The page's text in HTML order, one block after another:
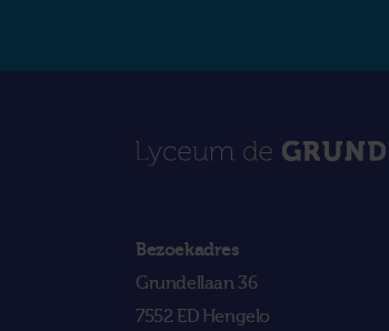
Bezoekadres
Grundellaan 36
7552 ED Hengelo